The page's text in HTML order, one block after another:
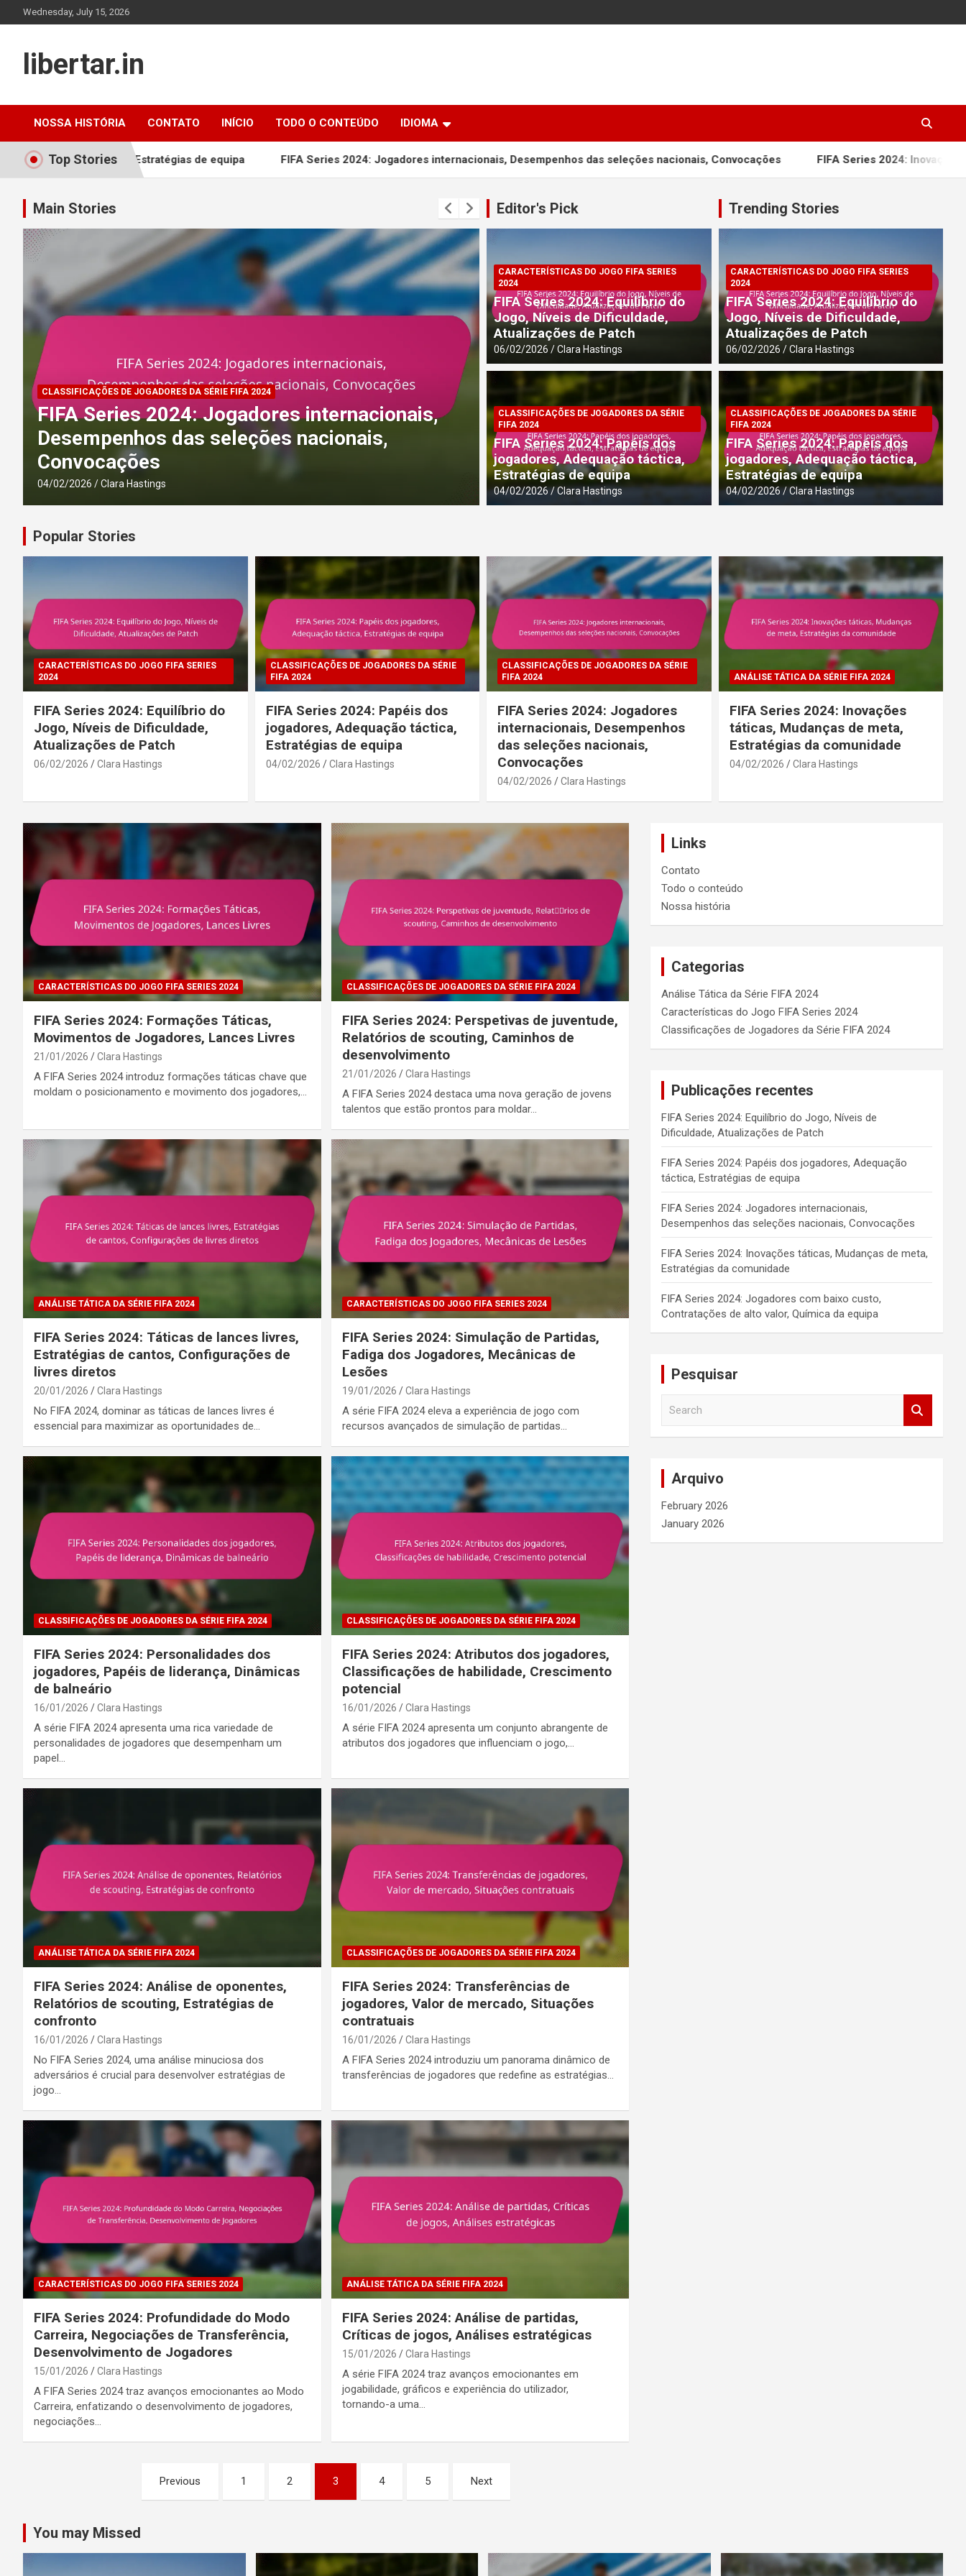
to
Wednesday, July 15, 2026
libertar.in
NOSSA HISTÓRIA CONTATO INÍCIO TODO O CONTEÚDO IDIOMA
Top Stories
táctica, Estratégias de equipa FIFA Series 2024: Jogadores internacionais, Desempenhos das seleções nacionais, Convocações FIFA Series 2024: Inovações táticas,
Main Stories
CLASSIFICAÇÕES DE JOGADORES DA SÉRIE FIFA 2024
FIFA Series 2024: Jogadores internacionais,
Desempenhos das seleções nacionais,
Convocações
04/02/2026 Clara Hastings
ANÁLISE TÁTICA DA SÉRIE FIFA 2024
FIFA Series 2024: Inovações táticas,
Mudanças de meta, Estratégias da
comunidade
04/02/2026 Clara Hastings
Editor's Pick
CARACTERÍSTICAS DO JOGO FIFA SERIES
2024
FIFA Series 2024: Equilíbrio do
Jogo, Níveis de Dificuldade,
Atualizações de Patch
06/02/2026 Clara Hastings
CLASSIFICAÇÕES DE JOGADORES DA SÉRIE
FIFA 2024
FIFA Series 2024: Papéis dos
jogadores, Adequação táctica,
Estratégias de equipa
04/02/2026 Clara Hastings
Trending Stories
CARACTERÍSTICAS DO JOGO FIFA SERIES
2024
FIFA Series 2024: Equilíbrio do
Jogo, Níveis de Dificuldade,
Atualizações de Patch
06/02/2026 Clara Hastings
CLASSIFICAÇÕES DE JOGADORES DA SÉRIE
FIFA 2024
FIFA Series 2024: Papéis dos
jogadores, Adequação táctica,
Estratégias de equipa
04/02/2026 Clara Hastings
Popular Stories
CARACTERÍSTICAS DO JOGO FIFA SERIES
2024
FIFA Series 2024: Equilíbrio do
Jogo, Níveis de Dificuldade,
Atualizações de Patch
06/02/2026 Clara Hastings
CLASSIFICAÇÕES DE JOGADORES DA SÉRIE
FIFA 2024
FIFA Series 2024: Papéis dos
jogadores, Adequação táctica,
Estratégias de equipa
04/02/2026 Clara Hastings
CLASSIFICAÇÕES DE JOGADORES DA SÉRIE
FIFA 2024
FIFA Series 2024: Jogadores
internacionais, Desempenhos
das seleções nacionais,
Convocações
04/02/2026 Clara Hastings
ANÁLISE TÁTICA DA SÉRIE FIFA 2024
FIFA Series 2024: Inovações
táticas, Mudanças de meta,
Estratégias da comunidade
04/02/2026 Clara Hastings
CARACTERÍSTICAS DO JOGO FIFA SERIES 2024
FIFA Series 2024: Formações Táticas,
Movimentos de Jogadores, Lances Livres
21/01/2026 Clara Hastings
A FIFA Series 2024 introduz formações táticas chave que
moldam o posicionamento e movimento dos jogadores,…
CLASSIFICAÇÕES DE JOGADORES DA SÉRIE FIFA 2024
FIFA Series 2024: Perspetivas de juventude,
Relatórios de scouting, Caminhos de
desenvolvimento
21/01/2026 Clara Hastings
A FIFA Series 2024 destaca uma nova geração de jovens
talentos que estão prontos para moldar…
ANÁLISE TÁTICA DA SÉRIE FIFA 2024
FIFA Series 2024: Táticas de lances livres,
Estratégias de cantos, Configurações de
livres diretos
20/01/2026 Clara Hastings
No FIFA 2024, dominar as táticas de lances livres é
essencial para maximizar as oportunidades de…
CARACTERÍSTICAS DO JOGO FIFA SERIES 2024
FIFA Series 2024: Simulação de Partidas,
Fadiga dos Jogadores, Mecânicas de
Lesões
19/01/2026 Clara Hastings
A série FIFA 2024 eleva a experiência de jogo com
recursos avançados de simulação de partidas…
CLASSIFICAÇÕES DE JOGADORES DA SÉRIE FIFA 2024
FIFA Series 2024: Personalidades dos
jogadores, Papéis de liderança, Dinâmicas
de balneário
16/01/2026 Clara Hastings
A série FIFA 2024 apresenta uma rica variedade de
personalidades de jogadores que desempenham um
papel…
CLASSIFICAÇÕES DE JOGADORES DA SÉRIE FIFA 2024
FIFA Series 2024: Atributos dos jogadores,
Classificações de habilidade, Crescimento
potencial
16/01/2026 Clara Hastings
A série FIFA 2024 apresenta um conjunto abrangente de
atributos dos jogadores que influenciam o jogo,…
ANÁLISE TÁTICA DA SÉRIE FIFA 2024
FIFA Series 2024: Análise de oponentes,
Relatórios de scouting, Estratégias de
confronto
16/01/2026 Clara Hastings
No FIFA Series 2024, uma análise minuciosa dos
adversários é crucial para desenvolver estratégias de
jogo…
CLASSIFICAÇÕES DE JOGADORES DA SÉRIE FIFA 2024
FIFA Series 2024: Transferências de
jogadores, Valor de mercado, Situações
contratuais
16/01/2026 Clara Hastings
A FIFA Series 2024 introduziu um panorama dinâmico de
transferências de jogadores que redefine as estratégias…
CARACTERÍSTICAS DO JOGO FIFA SERIES 2024
FIFA Series 2024: Profundidade do Modo
Carreira, Negociações de Transferência,
Desenvolvimento de Jogadores
15/01/2026 Clara Hastings
A FIFA Series 2024 traz avanços emocionantes ao Modo
Carreira, enfatizando o desenvolvimento de jogadores,
negociações…
ANÁLISE TÁTICA DA SÉRIE FIFA 2024
FIFA Series 2024: Análise de partidas,
Críticas de jogos, Análises estratégicas
15/01/2026 Clara Hastings
A série FIFA 2024 traz avanços emocionantes em
jogabilidade, gráficos e experiência do utilizador,
tornando-a uma…
Previous 1 2 3 4 5 Next
Links
Contato
Todo o conteúdo
Nossa história
Categorias
Análise Tática da Série FIFA 2024
Características do Jogo FIFA Series 2024
Classificações de Jogadores da Série FIFA 2024
Publicações recentes
FIFA Series 2024: Equilíbrio do Jogo, Níveis de
Dificuldade, Atualizações de Patch
FIFA Series 2024: Papéis dos jogadores, Adequação
táctica, Estratégias de equipa
FIFA Series 2024: Jogadores internacionais,
Desempenhos das seleções nacionais, Convocações
FIFA Series 2024: Inovações táticas, Mudanças de meta,
Estratégias da comunidade
FIFA Series 2024: Jogadores com baixo custo,
Contratações de alto valor, Química da equipa
Pesquisar
Arquivo
February 2026
January 2026
You may Missed